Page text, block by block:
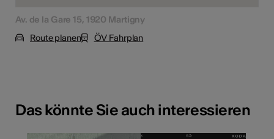
Av. de la Gare 15, 1920 Martigny
Route planen
ÖV Fahrplan
Das könnte Sie auch interessieren